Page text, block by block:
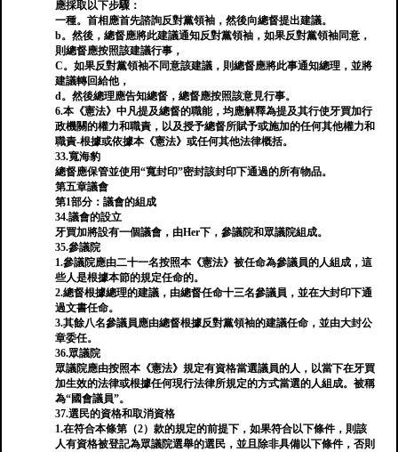
應採取以下步驟：
一種。首相應首先諮詢反對黨領袖，然後向總督提出建議。
b。然後，總督應將此建議通知反對黨領袖，如果反對黨領袖同意，
則總督應按照該建議行事，
C。如果反對黨領袖不同意該建議，則總督應將此事通知總理，並將
建議轉回給他，
d。然後總理應告知總督，總督應按照該意見行事。
6.本《憲法》中凡提及總督的職能，均應解釋為提及其行使牙買加行
政機關的權力和職責，以及授予總督所賦予或施加的任何其他權力和
職責-根據或依據本《憲法》或任何其他法律概括。
33.寬海豹
總督應保管並使用“寬封印”密封該封印下通過的所有物品。
第五章議會
第1部分：議會的組成
34.議會的設立
牙買加將設有一個議會，由Her下，參議院和眾議院組成。
35.參議院
1.參議院應由二十一名按照本《憲法》被任命為參議員的人組成，這
些人是根據本節的規定任命的。
2.總督根據總理的建議，由總督任命十三名參議員，並在大封印下通
過文書任命。
3.其餘八名參議員應由總督根據反對黨領袖的建議任命，並由大封公
章委任。
36.眾議院
眾議院應由按照本《憲法》規定有資格當選議員的人，以當下在牙買
加生效的法律或根據任何現行法律所規定的方式當選的人組成。被稱
為“國會議員”。
37.選民的資格和取消資格
1.在符合本條第（2）款的規定的前提下，如果符合以下條件，則該
人有資格被登記為眾議院選舉的選民，並且除非具備以下條件，否則